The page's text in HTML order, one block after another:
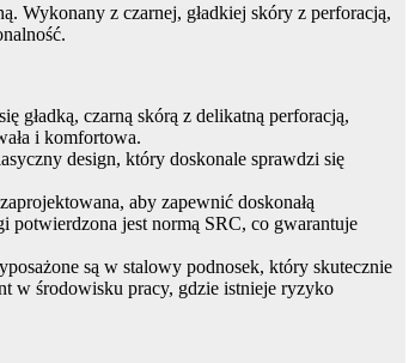
Wykonany z czarnej, gładkiej skóry z perforacją,
gładką, czarną skórą z delikatną perforacją,
i komfortowa.
design, który doskonale sprawdzi się
aby zapewnić doskonałą
potwierdzona jest normą SRC, co gwarantuje
są w stalowy podnosek, który skutecznie
w środowisku pracy, gdzie istnieje ryzyko